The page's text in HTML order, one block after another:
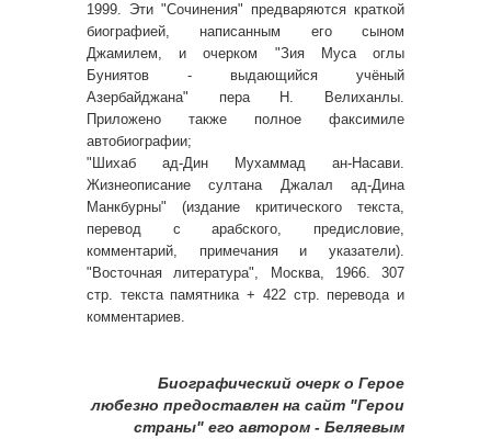
1999. Эти "Сочинения" предваряются краткой
биографией, написанным его сыном
Джамилем, и очерком "Зия Муса оглы
Буниятов - выдающийся учёный
Азербайджана" пера Н. Велиханлы.
Приложено также полное факсимиле
автобиографии;
"Шихаб ад-Дин Мухаммад ан-Насави.
Жизнеописание султана Джалал ад-Дина
Манкбурны" (издание критического текста,
перевод с арабского, предисловие,
комментарий, примечания и указатели).
"Восточная литература", Москва, 1966. 307
стр. текста памятника + 422 стр. перевода и
комментариев.
Биографический очерк о Герое
любезно предоставлен на сайт "Герои
страны" его автором - Беляевым